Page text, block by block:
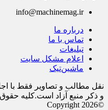
info@machinemag.ir
درباره ما
تماس با ما
تبلیغات
اعلام مشکل سایت
ماشین‌تیک
نقل مطالب و تصاویر فقط با
و ذکر منبع آزاد است.کلیه
©Copyright 2026